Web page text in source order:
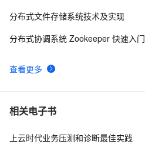
查看更多
分布式文件存储系统技术及实现
分布式协调系统 Zookeeper 快速入门
相关电子书
上云时代业务压测和诊断最佳实践